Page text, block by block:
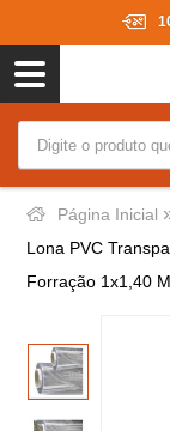
Página Inicial
Lona PVC
Forração 1x1,40 M